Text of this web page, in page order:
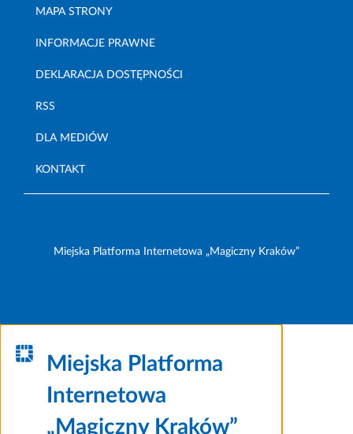
MAPA STRONY
INFORMACJE PRAWNE
DEKLARACJA DOSTĘPNOŚCI
RSS
DLA MEDIÓW
KONTAKT
Miejska Platforma Internetowa „Magiczny Kraków”
Miejska Platforma
Internetowa
„Magiczny Kraków”